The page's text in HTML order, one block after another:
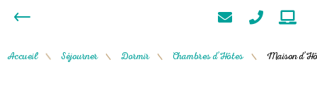
Accueil / Séjourner / Dormir / Chambres d’Hôtes / Maison